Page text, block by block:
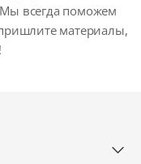
всегда поможем
материалы,